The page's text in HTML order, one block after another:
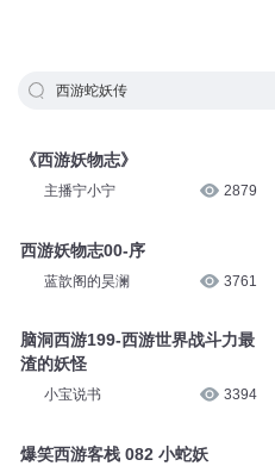
西游蛇妖传
《西游妖物志》
主播宁小宁 2879
西游妖物志00-序
蓝歆阁的昊澜 3761
脑洞西游199-西游世界战斗力最
渣的妖怪
小宝说书 3394
爆笑西游客栈 082 小蛇妖